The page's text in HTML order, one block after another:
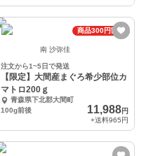
商品300円割引
南 沙弥佳
注文から1~5日で発送
【限定】大間産まぐろ希少部位カ
マトロ200ｇ
青森県下北郡大間町
100g前後
11,988円
+送料965円